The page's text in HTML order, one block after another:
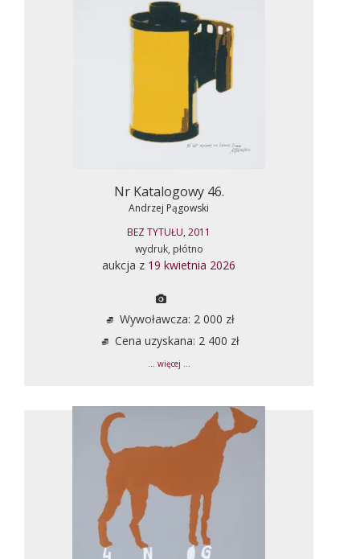
Nr Katalogowy 46.
Andrzej Pągowski
BEZ TYTUŁU, 2011
wydruk, płótno
aukcja z 19 kwietnia 2026
Wywoławcza: 2 000 zł
Cena uzyskana: 2 400 zł
... więcej ...